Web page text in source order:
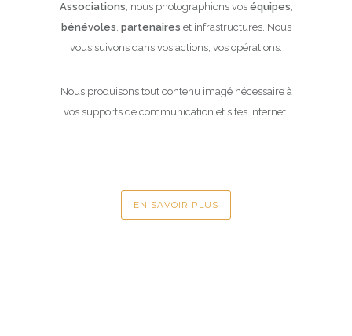
Associations, nous photographions vos équipes,
bénévoles, partenaires et infrastructures. Nous
vous suivons dans vos actions, vos opérations.
Nous produisons tout contenu imagé nécessaire à
vos supports de communication et sites internet.
EN SAVOIR PLUS